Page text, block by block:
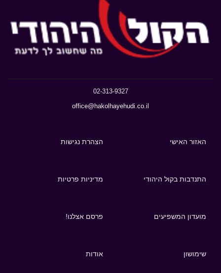
02-313-9327
office@hakolhayehudi.co.il
האזור האישי הצהרת נגישות
התנדבות בקול היהודי מדיניות פרטיות
מועדון המשפיעים פרסם אצלנו!
שימושון אודות